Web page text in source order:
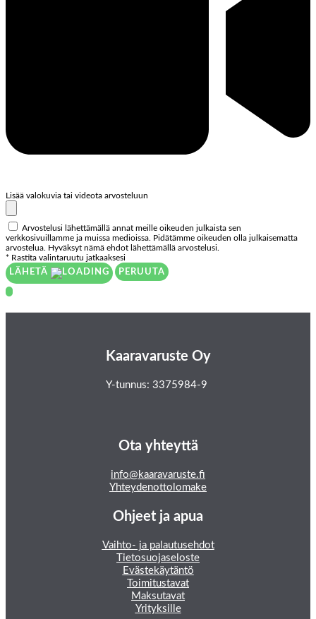
Lisää valokuvia tai videota arvosteluun
Arvostelusi lähettämällä annat meille oikeuden julkaista sen
verkkosivuillamme ja muissa medioissa. Pidätämme oikeuden olla julkaisematta
arvostelua. Hyväksyt nämä ehdot lähettämällä arvostelusi.
* Rastita valintaruutu jatkaaksesi
LÄHETÄ
PERUUTA
Kaaravaruste Oy
Y-tunnus: 3375984-9
Ota yhteyttä
info@kaaravaruste.fi
Yhteydenottolomake
Ohjeet ja apua
Vaihto- ja palautusehdot
Tietosuojaseloste
Evästekäytäntö
Toimitustavat
Maksutavat
Yrityksille